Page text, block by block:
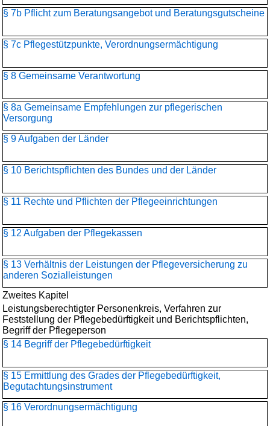
§ 7b Pflicht zum Beratungsangebot und Beratungsgutscheine
§ 7c Pflegestützpunkte, Verordnungsermächtigung
§ 8 Gemeinsame Verantwortung
§ 8a Gemeinsame Empfehlungen zur pflegerischen
Versorgung
§ 9 Aufgaben der Länder
§ 10 Berichtspflichten des Bundes und der Länder
§ 11 Rechte und Pflichten der Pflegeeinrichtungen
§ 12 Aufgaben der Pflegekassen
§ 13 Verhältnis der Leistungen der Pflegeversicherung zu
anderen Sozialleistungen
Zweites Kapitel
Leistungsberechtigter Personenkreis, Verfahren zur
Feststellung der Pflegebedürftigkeit und Berichtspflichten,
Begriff der Pflegeperson
§ 14 Begriff der Pflegebedürftigkeit
§ 15 Ermittlung des Grades der Pflegebedürftigkeit,
Begutachtungsinstrument
§ 16 Verordnungsermächtigung